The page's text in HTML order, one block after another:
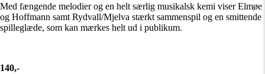
Med fængende melodier og en helt særlig musikalsk kemi viser Elmøe
og Hoffmann samt Rydvall/Mjelva stærkt sammenspil og en smittende
spilleglæde, som kan mærkes helt ud i publikum.
140,-